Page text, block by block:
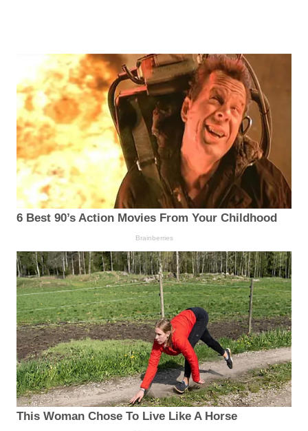
6 Best 90’s Action Movies From Your Childhood
Brainberries
This Woman Chose To Live Like A Horse